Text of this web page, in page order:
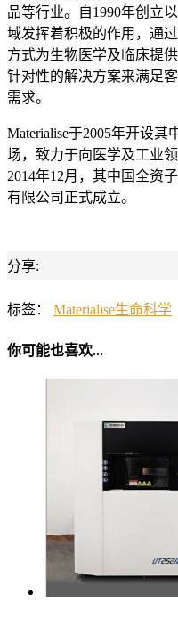
品等行业。自1990年创立
域发挥着积极的作用，通
方式为生物医学及临床提
针对性的解决方案来满足
需求。
Materialise于2005年开设
场，致力于向医学及工业
2014年12月，其中国全
有限公司正式成立。
分享:
标签： Materialise生命科学
你可能也喜欢...